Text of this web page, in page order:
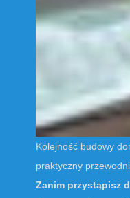
Kolejność budowy
praktyczny
Zanim przystąpisz